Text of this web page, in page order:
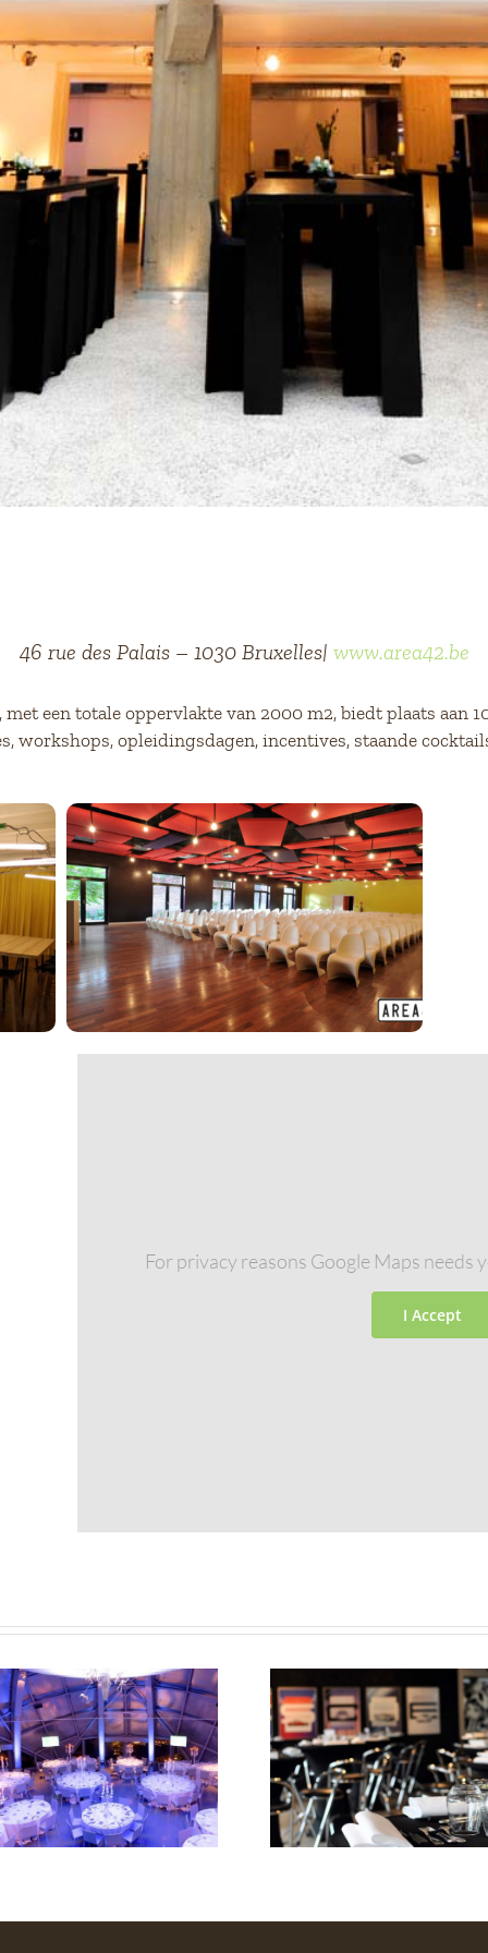
46 rue des Palais – 1030 Bruxelles| www.area42.be
een totale oppervlakte van 2000 m2, biedt plaats aan
workshops, opleidingsdagen, incentives, staande
For privacy reasons Google Maps needs
I Accept
Club Room du
David Lloyd
BELVUE